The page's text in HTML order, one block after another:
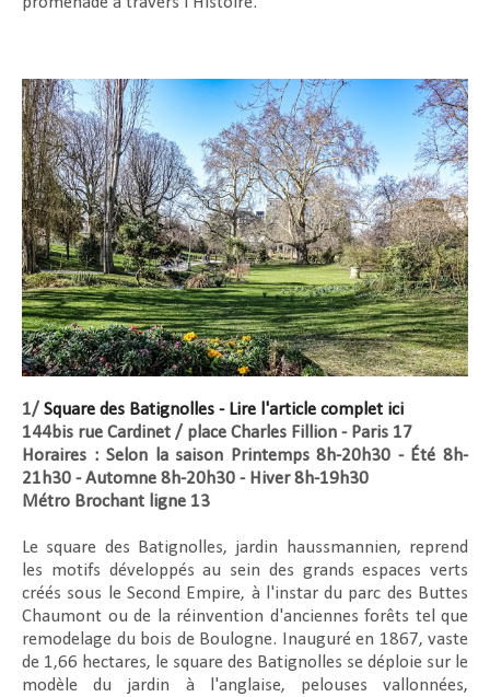
1/ Square des Batignolles - Lire l'article complet ici
144bis rue Cardinet / place Charles Fillion - Paris 17
Horaires : Selon la saison Printemps 8h-20h30 - Été 8h-
21h30 - Automne 8h-20h30 - Hiver 8h-19h30
Métro Brochant ligne 13
Le square des Batignolles, jardin haussmannien, reprend
les motifs développés au sein des grands espaces verts
créés sous le Second Empire, à l'instar du parc des Buttes
Chaumont ou de la réinvention d'anciennes forêts tel que
remodelage du bois de Boulogne. Inauguré en 1867, vaste
de 1,66 hectares, le square des Batignolles se déploie sur le
modèle du jardin à l'anglaise, pelouses vallonnées,